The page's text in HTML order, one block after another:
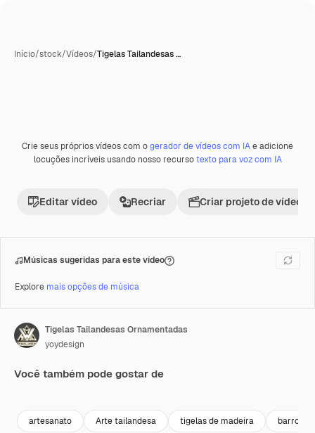
Início/stock/Vídeos/Tigelas Tailandesas …
Premium
Crie seus próprios vídeos com ogerador de vídeos com IAe adicione
locuções incríveis usando nosso recursotexto para voz com IA
Editar vídeo Recriar Criar projeto de vídeo
Músicas sugeridas para este vídeo
Explore mais opções de música
Tigelas Tailandesas Ornamentadas
yoydesign
Você também pode gostar de
artesanato Arte tailandesa tigelas de madeira barro de